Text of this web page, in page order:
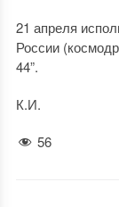
21 апреля
России
44”.
К.И.
56